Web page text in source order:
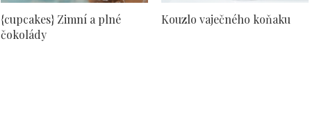
{cupcakes} Zimní a plné
čokolády
Kouzlo vaječného koňaku